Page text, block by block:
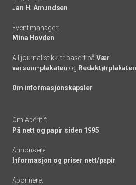
links
Jan H. Amundsen
Event manager:
Mina Hovden
All journalistikk er basert på Vær
varsom-plakaten og Redaktørplakaten
Om informasjonskapsler
Om Apéritif:
På nett og papir siden 1995
Annonsere:
Informasjon og priser nett/papir
Abonnere: